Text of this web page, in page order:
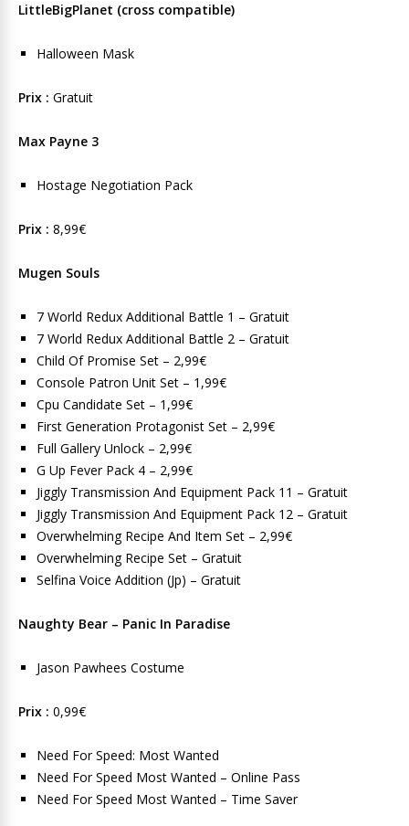
LittleBigPlanet (cross compatible)
Halloween Mask
Prix : Gratuit
Max Payne 3
Hostage Negotiation Pack
Prix : 8,99€
Mugen Souls
7 World Redux Additional Battle 1 – Gratuit
7 World Redux Additional Battle 2 – Gratuit
Child Of Promise Set – 2,99€
Console Patron Unit Set – 1,99€
Cpu Candidate Set – 1,99€
First Generation Protagonist Set – 2,99€
Full Gallery Unlock – 2,99€
G Up Fever Pack 4 – 2,99€
Jiggly Transmission And Equipment Pack 11 – Gratuit
Jiggly Transmission And Equipment Pack 12 – Gratuit
Overwhelming Recipe And Item Set – 2,99€
Overwhelming Recipe Set – Gratuit
Selfina Voice Addition (Jp) – Gratuit
Naughty Bear – Panic In Paradise
Jason Pawhees Costume
Prix : 0,99€
Need For Speed: Most Wanted
Need For Speed Most Wanted – Online Pass
Need For Speed Most Wanted – Time Saver